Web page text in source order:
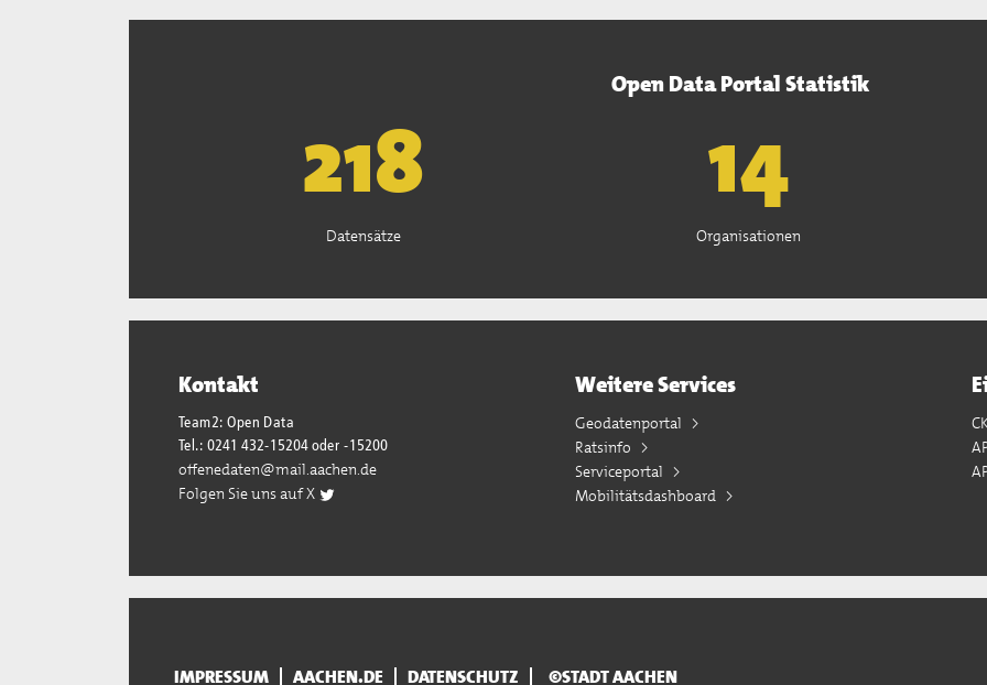
Open Data Portal Statistik
221
Datensätze
15
Organisationen
Kontakt
Team2: Open Data
Tel.: 0241 432-15204 oder -15200
offenedaten@mail.aachen.de
Folgen Sie uns auf X
Weitere Services
Geodatenportal
Ratsinfo
Serviceportal
Mobilitätsdashboard
IMPRESSUM AACHEN.DE DATENSCHUTZ ©STADT AACHEN